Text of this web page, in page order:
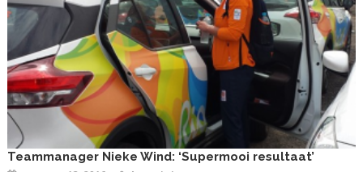
Teammanager Nieke Wind: ‘Supermooi resultaat’